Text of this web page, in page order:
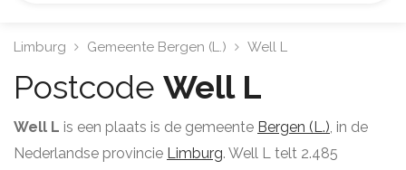
Limburg Gemeente Bergen (L.) Well L
Postcode Well L
Well L is een plaats is de gemeente Bergen (L.), in de
Nederlandse provincie Limburg. Well L telt 2.485